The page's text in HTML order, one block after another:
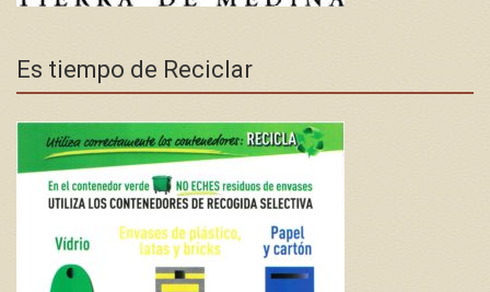
Es tiempo de Reciclar